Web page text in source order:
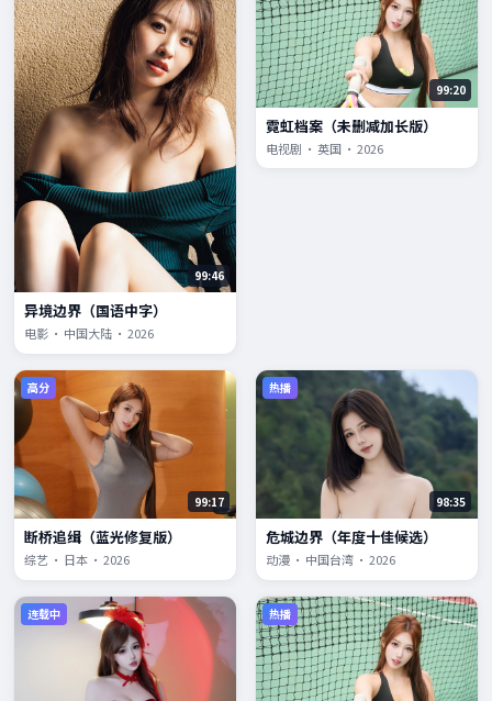
99:46
异境边界（国语中字）
电影 · 中国大陆 · 2026
99:20
霓虹档案（未删减加长版）
电视剧 · 英国 · 2026
高分
99:17
断桥追缉（蓝光修复版）
综艺 · 日本 · 2026
热播
98:35
危城边界（年度十佳候选）
动漫 · 中国台湾 · 2026
连载中 热播